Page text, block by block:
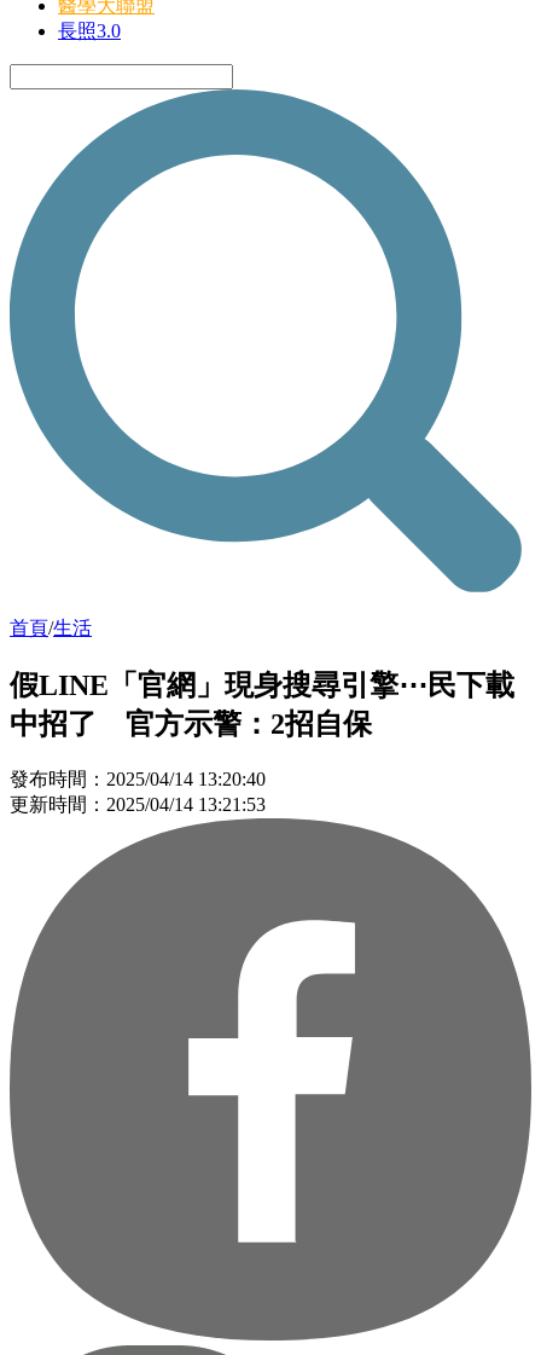
醫學大聯盟
長照3.0
首頁/生活
假LINE「官網」現身搜尋引擎⋯民下載
中招了 官方示警：2招自保
發布時間：2025/04/14 13:20:40
更新時間：2025/04/14 13:21:53